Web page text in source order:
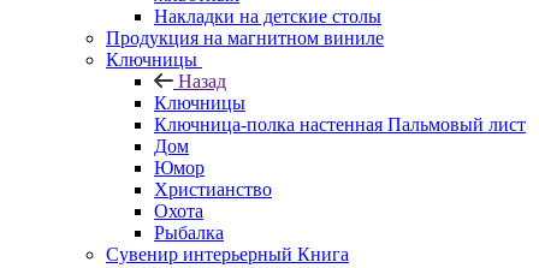
Накладки на детские столы
Продукция на магнитном виниле
Ключницы
Назад
Ключницы
Ключница-полка настенная Пальмовый лист
Дом
Юмор
Христианство
Охота
Рыбалка
Сувенир интерьерный Книга